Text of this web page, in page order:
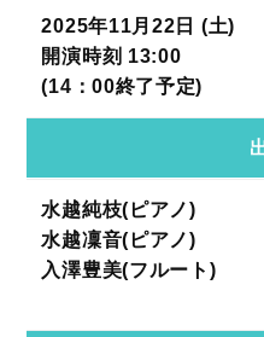
2025年11月22日 (土)
開演時刻 13:00
(14：00終了予定)
水越純枝(ピアノ)
水越凜音(ピアノ)
入澤豊美(フルート)